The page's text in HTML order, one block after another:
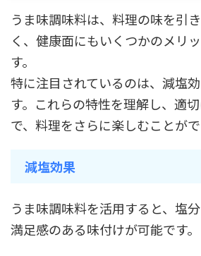
うま味調味料は、料理の味を引
く、健康面にもいくつかのメリ
す。
特に注目されているのは、減塩
す。これらの特性を理解し、適
で、料理をさらに楽しむことがで
減塩効果
うま味調味料を活用すると、塩
満足感のある味付けが可能です。